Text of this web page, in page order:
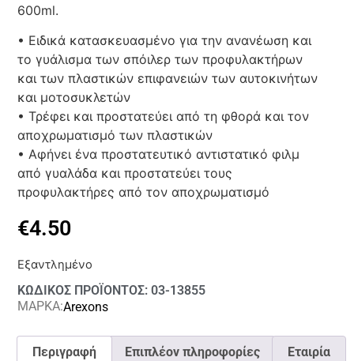
600ml.
• Ειδικά κατασκευασμένο για την ανανέωση και
το γυάλισμα των σπόιλερ των προφυλακτήρων
και των πλαστικών επιφανειών των αυτοκινήτων
και μοτοσυκλετών
• Τρέφει και προστατεύει από τη φθορά και τον
αποχρωματισμό των πλαστικών
• Αφήνει ένα προστατευτικό αντιστατικό φιλμ
από γυαλάδα και προστατεύει τους
προφυλακτήρες από τον αποχρωματισμό
€4.50
Εξαντλημένο
ΚΩΔΙΚΟΣ ΠΡΟΪΟΝΤΟΣ: 03-13855
ΜΑΡΚΑ:Arexons
Περιγραφή Επιπλέον πληροφορίες Εταιρία